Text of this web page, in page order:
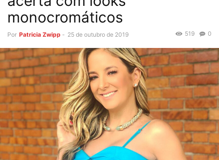
monocromáticos
Por Patricia Zwipp - 25 de outubro de 2019 0
519